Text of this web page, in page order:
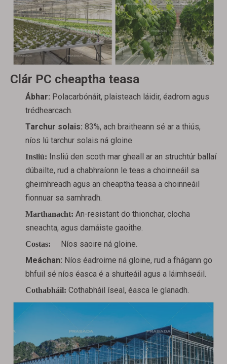
Clár PC cheaptha teasa
Ábhar: Polacarbónáit, plaisteach láidir, éadrom agus
trédhearcach.
Tarchur solais: 83%, ach braitheann sé ar a thiús,
níos lú tarchur solais ná gloine
Insliú: Insliú den scoth mar gheall ar an struchtúr ballaí
dúbailte, rud a chabhraíonn le teas a choinneáil sa
gheimhreadh agus an cheaptha teasa a choinneáil
fionnuar sa samhradh.
Marthanacht: An-resistant do thionchar, clocha
sneachta, agus damáiste gaoithe.
Costas: Níos saoire ná gloine.
Meáchan: Níos éadroime ná gloine, rud a fhágann go
bhfuil sé níos éasca é a shuiteáil agus a láimhseáil.
Cothabháil: Cothabháil íseal, éasca le glanadh.